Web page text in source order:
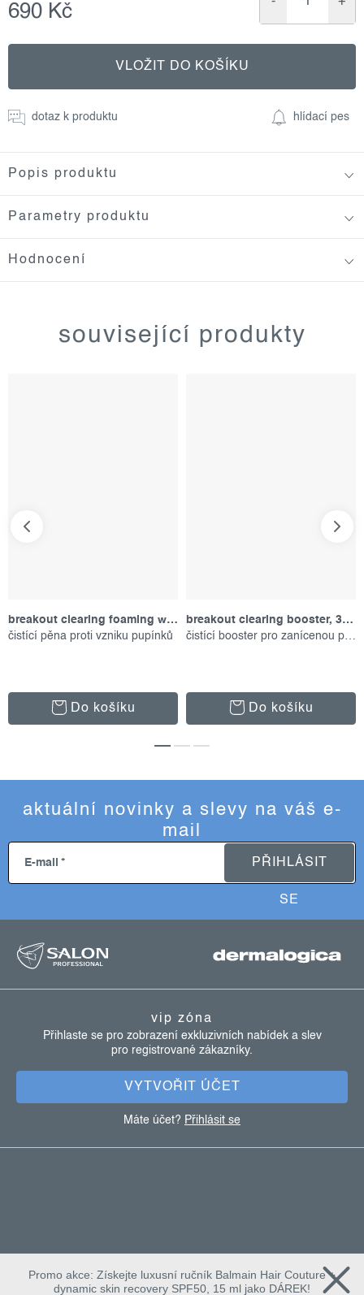
690 Kč
cena:
VLOŽIT DO KOŠÍKU
dotaz k produktu hlídací pes
Popis produktu
Parametry produktu
Hodnocení
související produkty
breakout clearing foaming wash, 177 ml
čistící pěna proti vzniku pupínků
Do košíku
breakout clearing booster, 30 ml
čistící booster pro zanícenou pleť
Do košíku
aktuální novinky a slevy na váš e-
mail
E-mail PŘIHLÁSIT
SE
vip zóna
Přihlaste se pro zobrazení exkluzivních nabídek a slev
pro registrované zákazníky.
VYTVOŘIT ÚČET
Máte účet? Přihlásit se
Promo akce: Získejte luxusní ručník Balmain Hair Couture +
dynamic skin recovery SPF50, 15 ml jako DÁREK!